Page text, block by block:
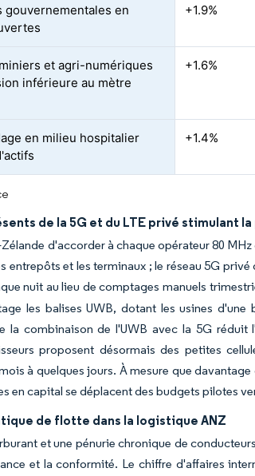
gouvernementales en
+1.9%
et agri-numériques
inférieure au mètre
+1.6%
en milieu hospitalier
+1.4%
de la 5G et du LTE privé stimulant
d'accorder à chaque opérateur 80
entrepôts et les terminaux ; le réseau 5G
nuit au lieu de comptages manuels
les balises UWB, dotant les usines
la combinaison de l'UWB avec la 5G
proposent désormais des petites
à quelques jours. À mesure que
en capital se déplacent des budgets pilotes
de flotte dans la logistique ANZ
et une pénurie chronique de
et la conformité. Le chiffre d'affaires